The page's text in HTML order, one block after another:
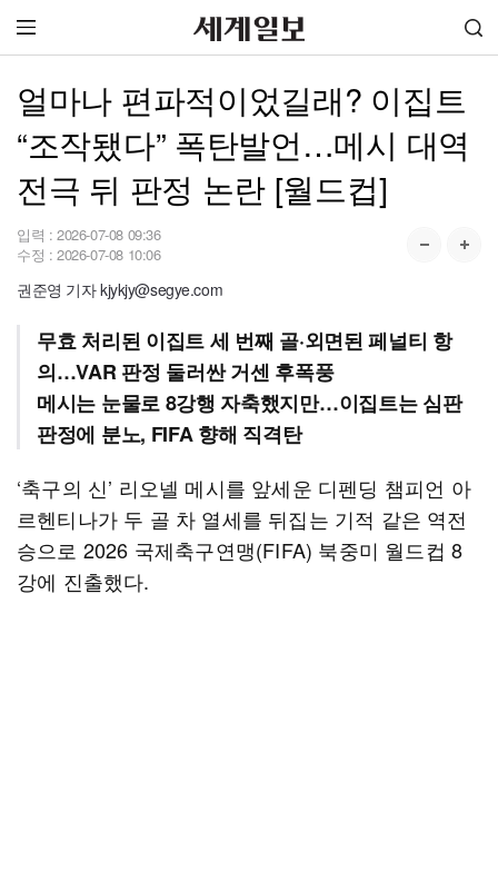
얼마나 편파적이었길래? 이집트
“조작됐다” 폭탄발언…메시 대역
전극 뒤 판정 논란 [월드컵]
입력 : 2026-07-08 09:36
수정 : 2026-07-08 10:06
권준영 기자 kjykjy@segye.com
무효 처리된 이집트 세 번째 골·외면된 페널티 항
의…VAR 판정 둘러싼 거센 후폭풍
메시는 눈물로 8강행 자축했지만…이집트는 심판
판정에 분노, FIFA 향해 직격탄
‘축구의 신’ 리오넬 메시를 앞세운 디펜딩 챔피언 아
르헨티나가 두 골 차 열세를 뒤집는 기적 같은 역전
승으로 2026 국제축구연맹(FIFA) 북중미 월드컵 8
강에 진출했다.